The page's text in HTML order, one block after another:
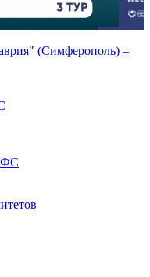
(Симферополь) –